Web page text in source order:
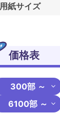
用紙サイズ
価格表
300部 ～
6100部 ～